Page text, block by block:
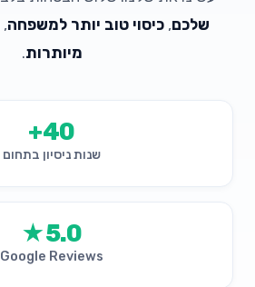
שלכם, כיסוי טוב יותר למשפחה,
מיותרות.
40+
שנות ניסיון בתחום
5.0★
Google Reviews